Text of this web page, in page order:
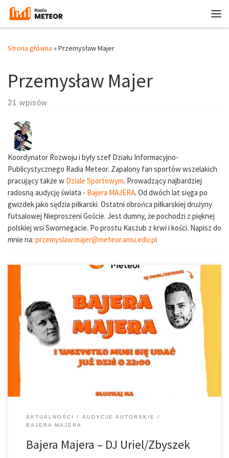
Przejdź do treści
Strona główna »Przemysław Majer
Przemysław Majer
21 wpisów
Koordynator Rozwoju i były szef Działu Informacyjno-
Publicystycznego Radia Meteor. Zapalony fan sportów wszelakich
pracujący także w Dziale Sportowym. Prowadzący najbardziej
radosną audycję świata - Bajera MAJERA. Od dwóch lat sięga po
gwizdek jako sędzia piłkarski. Ostatni obrońca piłkarskiej drużyny
futsalowej Nieproszeni Goście. Jest dumny, że pochodzi z pięknej
polskiej wsi Swornegacie. Po prostu Kaszub z krwi i kości. Napisz do
mnie na: przemyslaw.majer@meteor.amu.edu.pl
Ruszył drugi sezon audycji na którą czekaliście! Tym razem do
studia na Kampusie Morasko zawitał znany poznański DJ URIEL
alias Zbigniew. Co tym razem dla Was przygotowaliśmy?
Sprawdźcie sami! Bajeranci! 448 dni – tyle trwał kolejny już rozbrat
z Wasza […]
AKTUALNOŚCI
AUDYCJE AUTORSKIE
BAJERA MAJERA
Bajera Majera – DJ Uriel/Zbyszek